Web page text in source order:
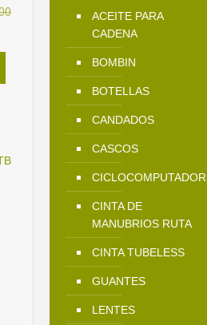
ACEITE PARA
CADENA
BOMBIN
BOTELLAS
CANDADOS
CASCOS
CICLOCOMPUTADOR
CINTA DE
MANUBRIOS RUTA
CINTA TUBELESS
GUANTES
LENTES